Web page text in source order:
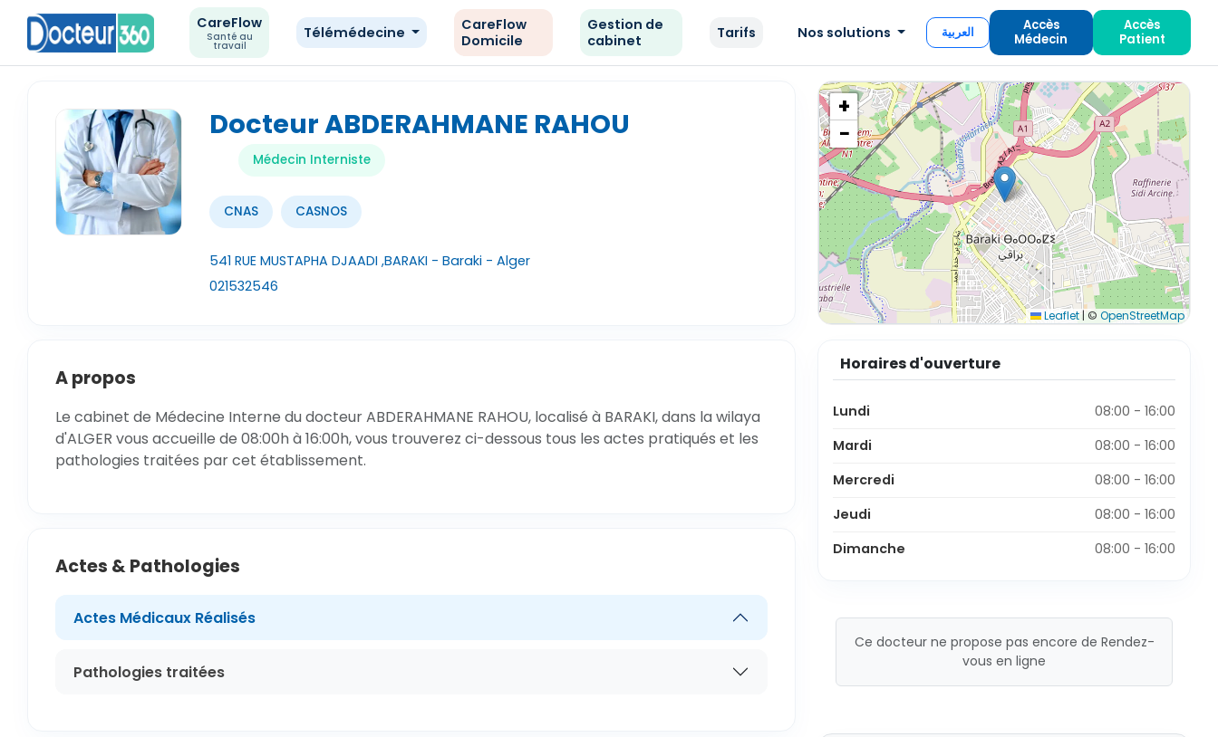
CareFlow
Santé au
travail
Télémédecine
CareFlow
Domicile
Gestion de
cabinet
Tarifs Nos solutions العربية
Accès
Médecin
Accès
Patient
Docteur ABDERAHMANE RAHOU
Médecin Interniste
CNAS CASNOS
541 RUE MUSTAPHA DJAADI ,BARAKI - Baraki - Alger
021532546
+
−
Leaflet| © OpenStreetMap
A propos
Le cabinet de Médecine Interne du docteur ABDERAHMANE RAHOU, localisé à BARAKI, dans la wilaya
d'ALGER vous accueille de 08:00h à 16:00h, vous trouverez ci-dessous tous les actes pratiqués et les
pathologies traitées par cet établissement.
Actes & Pathologies
Actes Médicaux Réalisés
Pathologies traitées
Horaires d'ouverture
Lundi
08:00 - 16:00
Mardi
08:00 - 16:00
Mercredi
08:00 - 16:00
Jeudi
08:00 - 16:00
Dimanche
08:00 - 16:00
Ce docteur ne propose pas encore de Rendez-
vous en ligne